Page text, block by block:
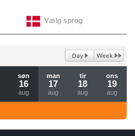
Vælg sprog
søn
16
aug
man
17
aug
tir
18
aug
ons
19
aug